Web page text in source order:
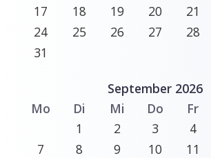
17
18 19 20 21
24
25 26 27 28
31
September 2026
Mo
Di Mi Do Fr
1
2 3 4
7
8 9 10 11